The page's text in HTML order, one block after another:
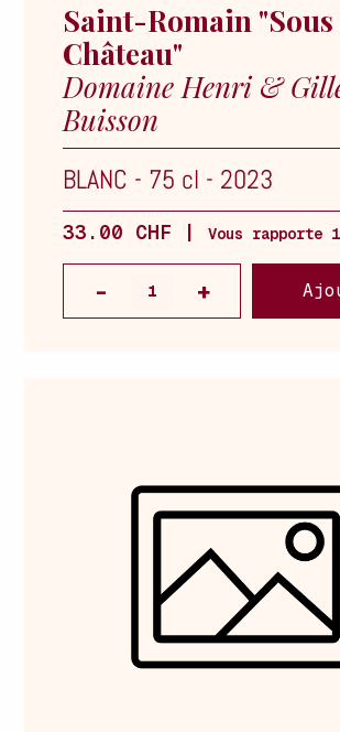
Saint-Romain "Sous
Château"
Domaine Henri &
Buisson
BLANC - 75 cl - 2023
33.00 CHF | Vous rapporte